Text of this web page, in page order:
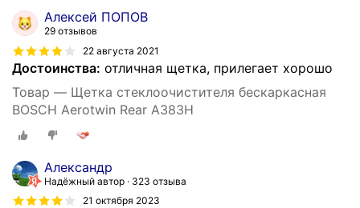
Алексей ПОПОВ
29 отзывов
22 августа 2021
Достоинства: отличная щетка, прилегает хорошо
Товар — Щетка стеклоочистителя бескаркасная
BOSCH Aerotwin Rear A383H
Александр
Надёжный автор
323 отзыва
21 октября 2023